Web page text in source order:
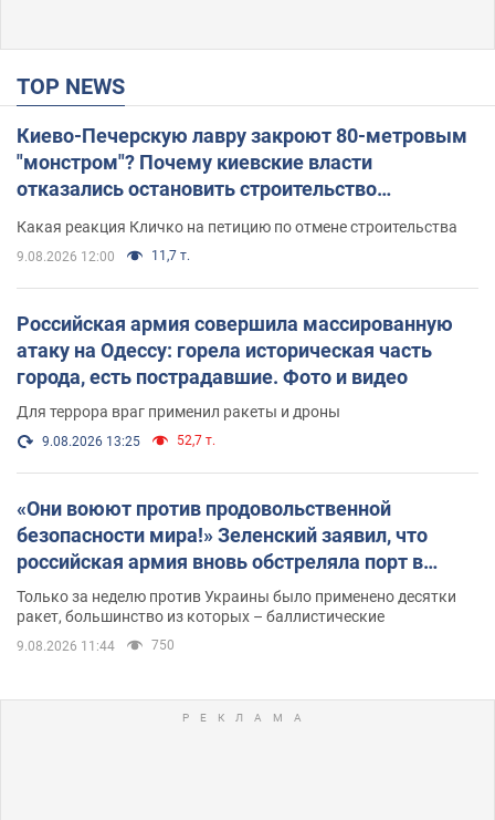
TOP NEWS
Киево-Печерскую лавру закроют 80-метровым
"монстром"? Почему киевские власти
отказались остановить строительство
небоскреба "московского верующего"
Какая реакция Кличко на петицию по отмене строительства
9.08.2026 12:00 11,7 т.
Российская армия совершила массированную
атаку на Одессу: горела историческая часть
города, есть пострадавшие. Фото и видео
Для террора враг применил ракеты и дроны
9.08.2026 13:25 52,7 т.
«Они воюют против продовольственной
безопасности мира!» Зеленский заявил, что
российская армия вновь обстреляла порт в
Одессе
Только за неделю против Украины было применено десятки
ракет, большинство из которых – баллистические
9.08.2026 11:44 750